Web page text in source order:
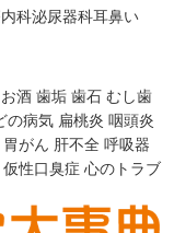
科泌尿器科耳鼻い
お酒 歯垢 歯石 むし歯
の病気 扁桃炎 咽頭炎
胃がん 肝不全 呼吸器
仮性口臭症 心のトラブ